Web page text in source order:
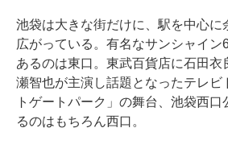
池袋は大きな街だけに、駅を中心に
広がっている。有名なサンシャイン
あるのは東口。東武百貨店に石田衣
瀬智也が主演し話題となったテレビ
トゲートパーク」の舞台、池袋西口
るのはもちろん西口。